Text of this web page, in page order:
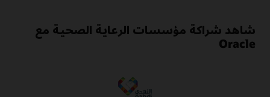
شاهد شراكة مؤسسات الرعاية الصحية مع
Oracle